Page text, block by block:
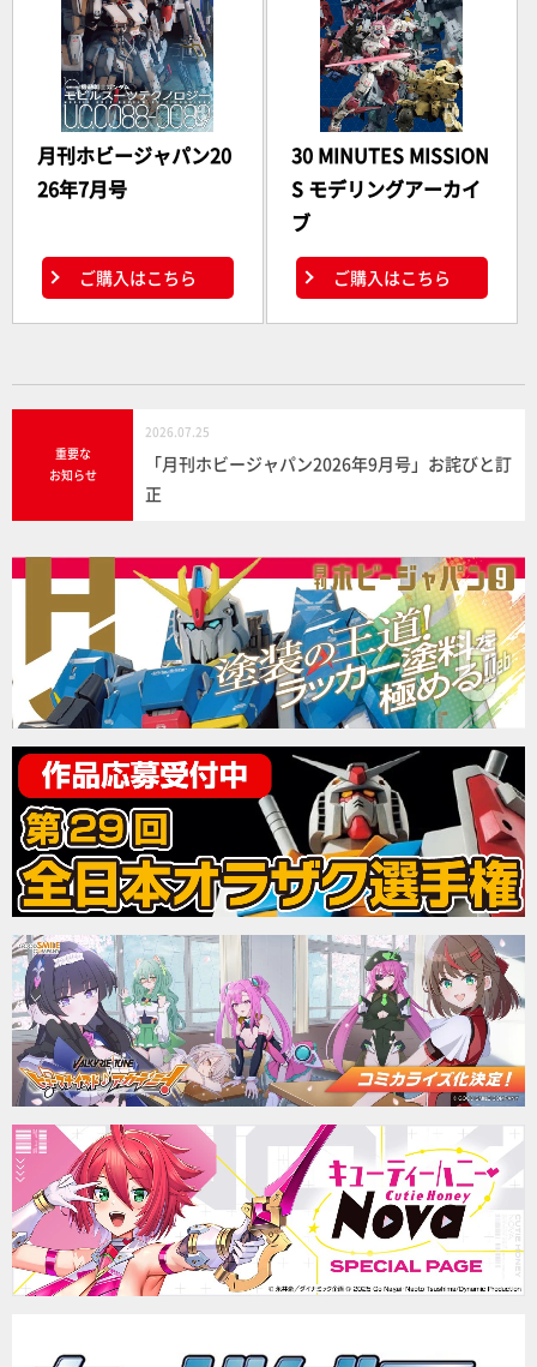
月刊ホビージャパン20
26年7月号
ご購入はこちら
30 MINUTES MISSION
S モデリングアーカイ
ブ
ご購入はこちら
重要な
お知らせ
2026.07.25
「月刊ホビージャパン2026年9月号」お詫びと訂
正